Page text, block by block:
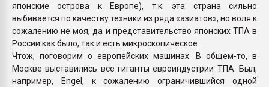
японские острова к Европе), т.к. эта страна сильно
выбивается по качеству техники из ряда «азиатов», но воля к
сожалению не моя, да и представительство японских ТПА в
России как было, так и есть микроскопическое.
Чтож, поговорим о европейских машинах. В общем-то, в
Москве выставились все гиганты евроиндустрии ТПА. Был,
например, Engel, к сожалению ограничившийся одной